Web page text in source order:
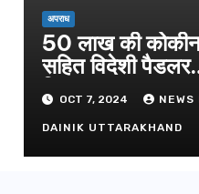
अपराध
50 लाख की
सहित विदेशी पैडलर
गिफ्तार
OCT 7, 2024 NEWS
DAINIK UTTARAKHAND